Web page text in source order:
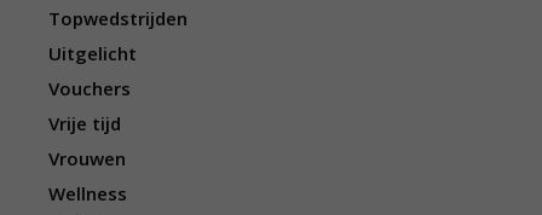
Topwedstrijden
Uitgelicht
Vouchers
Vrije tijd
Vrouwen
Wellness